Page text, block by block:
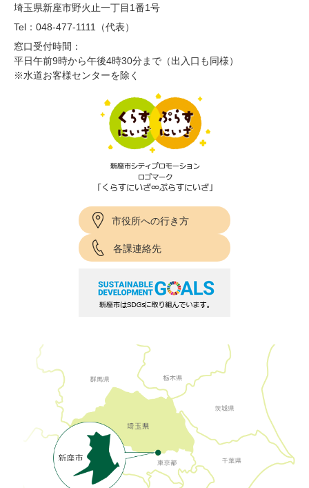
埼玉県新座市野火止一丁目1番1号
Tel：048-477-1111（代表）
窓口受付時間：
平日午前9時から午後4時30分まで（出入口も同様）
※水道お客様センターを除く
市役所への行き方
各課連絡先